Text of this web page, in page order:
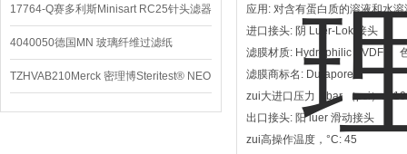
养基
17764-Q赛多利斯Minisart RC25针头滤器
4040050德国MN 玻璃纤维过滤纸
TZHVAB210Merck 密理博Steritest® NEO
设备
应用: 对含有蛋白质的溶液和水
进口接头: 阴 Luer-Lok 接头
滤膜材质: Hydrophilic PVDF
滤膜商标名: Durapore?
zui大进口压力，bar （psi）:
出口接头: 阳 luer 滑动接头
zui高操作温度，°C: 45